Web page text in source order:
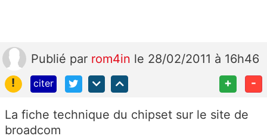
Publié par rom4in le 28/02/2011 à 16h46
!
citer + -
La fiche technique du chipset sur le site de
broadcom